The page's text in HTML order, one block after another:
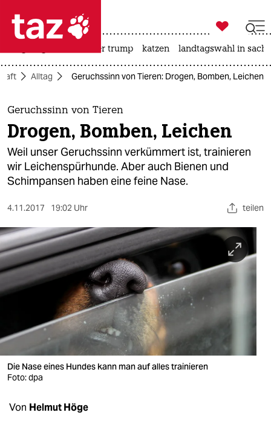
 taz zahl ich
taz zahl ich
themen
politik
öko
gesellschaft
sport
berlin
wahrheit
verlag
verlag
veranstaltungen

taz zahl ich
usa unter trump katzen landtagswahl in
Alltag Geruchssinn von Tieren: Drogen, Bomben, Leichen
Geruchssinn von Tieren
Drogen, Bomben, Leichen
Weil unser Geruchssinn verkümmert ist, trainieren
wir Leichenspürhunde. Aber auch Bienen und
Schimpansen haben eine feine Nase.
4.11.2017 19:02 Uhr teilen
Die Nase eines Hundes kann man auf alles trainieren
Foto: dpa
Von Helmut Höge